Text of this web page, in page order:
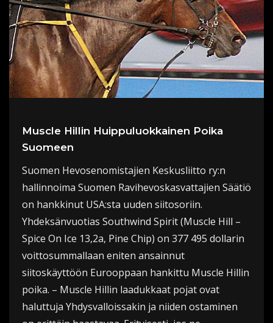
Muscle Hillin Huippuluokkainen Poika
Suomeen
Suomen Hevosenomistajien Keskusliitto ry:n
hallinnoima Suomen Ravihevoskasvattajien Säätiö
on hankkinut USA:sta uuden siitosoriin.
Yhdeksänvuotias Southwind Spirit (Muscle Hill –
Spice On Ice 13,2a, Pine Chip) on 377 495 dollarin
voittosummallaan eniten ansainnut
siitoskäyttöön Eurooppaan hankittu Muscle Hillin
poika. – Muscle Hillin laadukkaat pojat ovat
haluttuja Yhdysvalloissakin ja niiden ostaminen